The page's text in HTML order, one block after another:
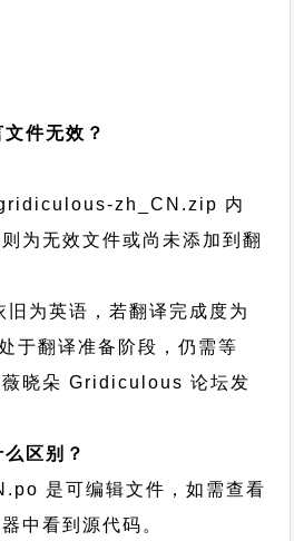
件无效？
zh_CN.zip 内
为无效文件或尚未添加到翻
为英语，若翻译完成度为
于翻译准备阶段，仍需等
薇晓朵 Gridiculous 论坛发
区别？
是可编辑文件，如需查看
中看到源代码。